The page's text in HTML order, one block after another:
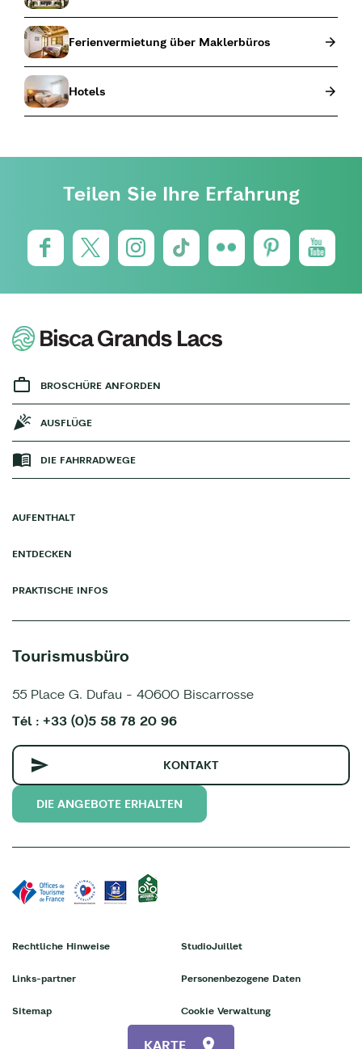
KARTE
Ferienvermietung über Maklerbüros
Hotels
Teilen Sie Ihre Erfahrung
BROSCHÜRE ANFORDEN
AUSFLÜGE
DIE FAHRRADWEGE
AUFENTHALT
ENTDECKEN
PRAKTISCHE INFOS
Tourismusbüro
55 Place G. Dufau - 40600 Biscarrosse
Tél : +33 (0)5 58 78 20 96
KONTAKT
DIE ANGEBOTE ERHALTEN
Rechtliche Hinweise
Links-partner
Sitemap
StudioJuillet
Personenbezogene Daten
Cookie Verwaltung